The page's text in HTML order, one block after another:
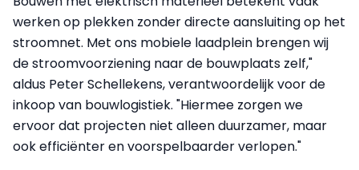
werken op plekken zonder directe aansluiting op het
stroomnet. Met ons mobiele laadplein brengen wij
de stroomvoorziening naar de bouwplaats zelf,"
aldus Peter Schellekens, verantwoordelijk voor de
inkoop van bouwlogistiek. "Hiermee zorgen we
ervoor dat projecten niet alleen duurzamer, maar
ook efficiënter en voorspelbaarder verlopen."